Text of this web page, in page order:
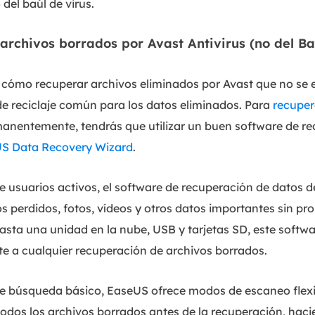
baúl de virus.
borrados por Avast Antivirus (no del
recuperar archivos eliminados por Avast que no se
reciclaje común para los datos eliminados. Para
tendrás que utilizar un buen software de
Data Recovery Wizard.
usuarios activos, el software de recuperación de datos
perdidos, fotos, vídeos y otros datos importantes sin
una unidad en la nube, USB y tarjetas SD, este
a cualquier recuperación de archivos borrados.
básico, EaseUS ofrece modos de escaneo
los archivos borrados antes de la recuperación,